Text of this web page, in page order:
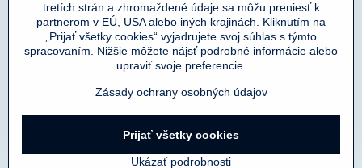
Copyright © 2011-2025
DENIMAR TAILORING s.r.o.
prevádzkovateľ eshopu SmartMen.sk
©2026Copyright
Predvoľby súkromiaZásady ochrany osobných údajov
tretích strán a zhromaždené údaje sa môžu preniesť k
partnerom v EÚ, USA alebo iných krajinách. Kliknutím na
„Prijať všetky cookies“ vyjadrujete svoj súhlas s týmto
spracovaním. Nižšie môžete nájsť podrobné informácie alebo
upraviť svoje preferencie.
Zásady ochrany osobných údajov
Ukázať podrobnosti
Prijať všetky cookies